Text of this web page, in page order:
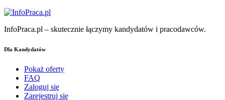
InfoPraca.pl – skutecznie łączymy kandydatów i pracodawców.
Dla Kandydatów
Pokaż oferty
FAQ
Zaloguj się
Zarejestruj się